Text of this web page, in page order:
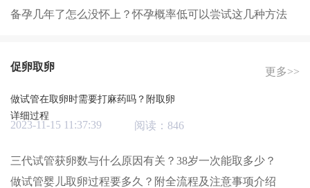
备孕几年了怎么没怀上？怀孕概率低可以尝试这几种方法
促卵取卵 更多>>
做试管在取卵时需要打麻药吗？附取卵
详细过程
2023-11-15 11:37:39 阅读：846
三代试管获卵数与什么原因有关？38岁一次能取多少？
做试管婴儿取卵过程要多久？附全流程及注意事项介绍